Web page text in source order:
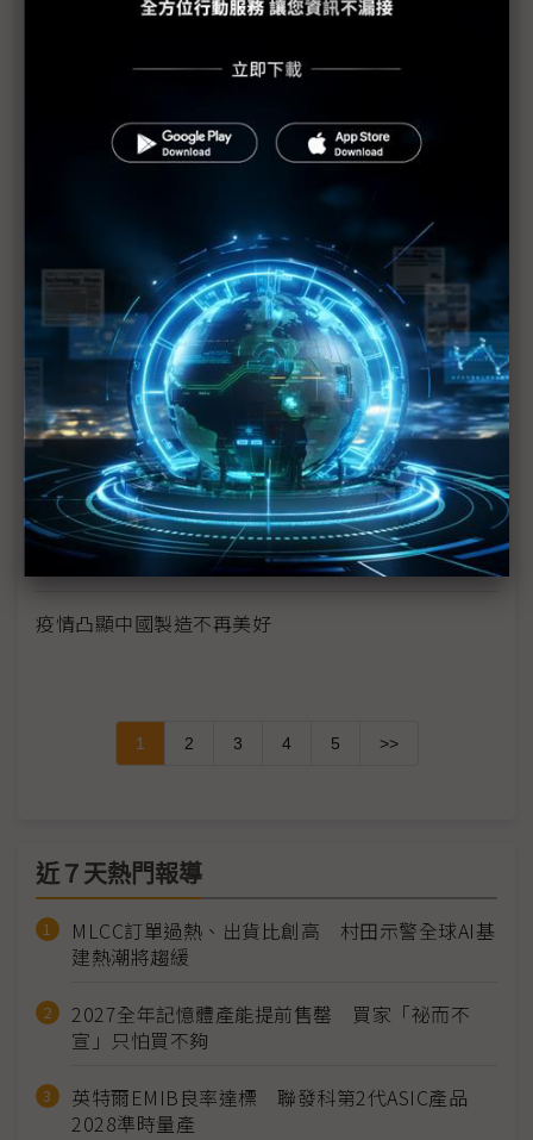
蘋果示警下修1Q20財測 RF元件與記憶體供應商也
美日韓等42國一致同意 強化半導體技術出口管制
（Daily Issue）供應鏈全球化重新布局 中國世界工
手機供應鏈砍單已不可免 台系IC設計2Q業績承壓
疫情衝擊5G手機短期出貨 超薄型FoD封測放量延至
下半年
供需趨緊造成短期漲價 華新科非中國廠區稼動率滿
載
華為晶片自主阻力一波波 轉單中芯營運風險增
疫情第2波影響浮現 業者歐洲參展縮減規模與層級
疫情凸顯中國製造不再美好
1 2 3 4 5 >>
近７天熱門報導
MLCC訂單過熱、出貨比創高 村田示警全球AI基
建熱潮將趨緩
2027全年記憶體產能提前售罄 買家「祕而不
宣」只怕買不夠
英特爾EMIB良率達標 聯發科第2代ASIC產品
2028準時量產